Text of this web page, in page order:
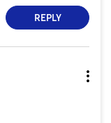
REPLY